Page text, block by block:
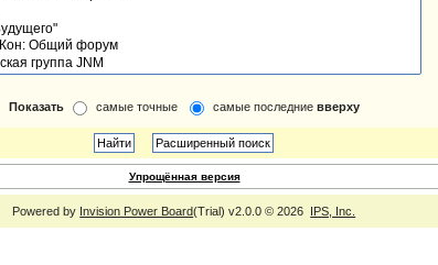
Показать самые точные самые последние вверху
Упрощённая версия
Powered by Invision Power Board(Trial) v2.0.0 © 2026 IPS, Inc.